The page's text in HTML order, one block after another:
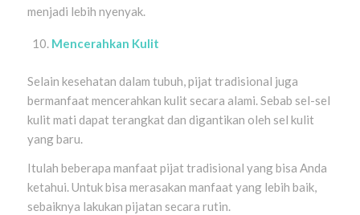
menjadi lebih nyenyak.
Mencerahkan Kulit
Selain kesehatan dalam tubuh, pijat tradisional juga
bermanfaat mencerahkan kulit secara alami. Sebab sel-sel
kulit mati dapat terangkat dan digantikan oleh sel kulit
yang baru.
Itulah beberapa manfaat pijat tradisional yang bisa Anda
ketahui. Untuk bisa merasakan manfaat yang lebih baik,
sebaiknya lakukan pijatan secara rutin.